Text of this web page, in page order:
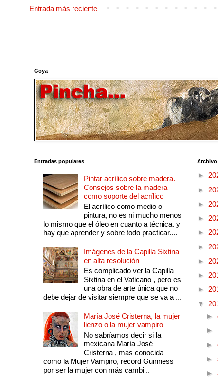
Entrada más reciente
Goya
Entradas populares
Pintar acrílico sobre madera.
Consejos sobre la madera
como soporte del acrílico
El acrílico como medio o
pintura, no es ni mucho menos
lo mismo que el óleo en cuanto a técnica, y
hay que aprender y sobre todo practicar....
Imágenes de la Capilla Sixtina
en alta resolución
Es complicado ver la Capilla
Sixtina en el Vaticano , pero es
una obra de arte única que no
debe dejar de visitar siempre que se va a ...
María José Cristerna, la mujer
lienzo o la mujer vampiro
No sabríamos decir si la
mexicana María José
Cristerna , más conocida
como la Mujer Vampiro, récord Guinness
por ser la mujer con más cambi...
►
►
►
►
►
►
►
►
►
▼
►
►
►
►
►